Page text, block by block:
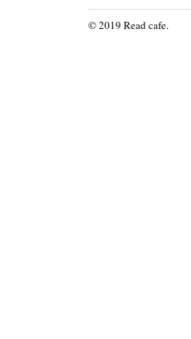
© 2019 Read cafe.